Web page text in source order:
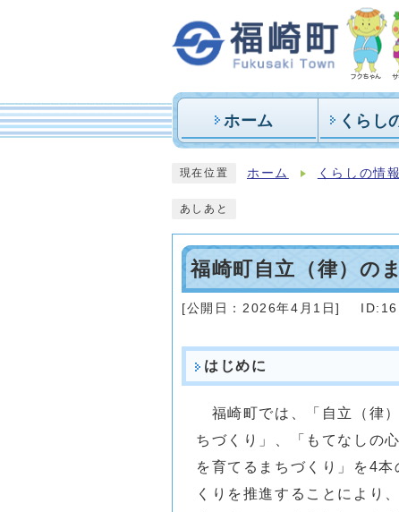
ホーム くらし
現在位置 ホーム くらしの情報
あしあと
福崎町自立（律）の
[公開日： 2026年4月1日] ID:16
はじめに
福崎町では、「自立（律
ちづくり」、「もてなしの
を育てるまちづくり」を4
くりを推進することにより